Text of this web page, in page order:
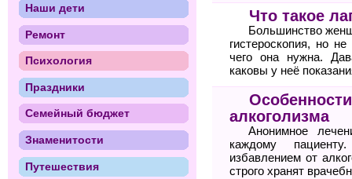
Что такое
Большинство
гистероскопия, но
чего она нужна.
каковы у неё
алкоголизма
Анонимное
каждому
избавлением от
строго хранят
Наши дети
Ремонт
Психология
Праздники
Семейный бюджет
Знаменитости
Путешествия